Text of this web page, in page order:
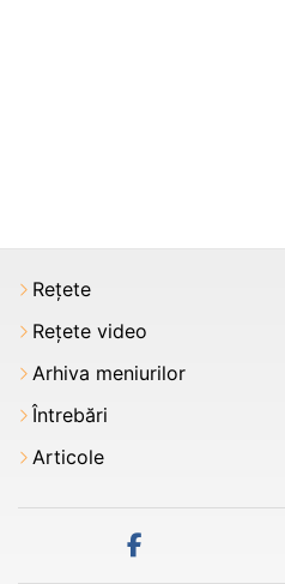
Rețete
Rețete video
Arhiva meniurilor
Întrebări
Articole
facebook